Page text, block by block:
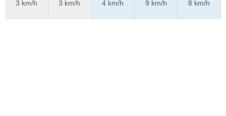
3 km/h
3 km/h
4 km/h
9 km/h
8 km/h